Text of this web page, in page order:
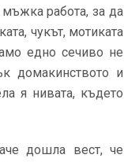
работа, за да
чукът, мотиката
едно сечиво не
домакинството и
я нивата, където
дошла вест, че